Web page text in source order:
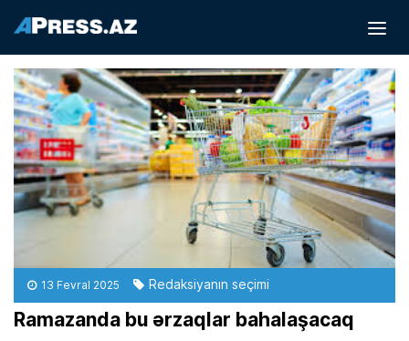
13 Fevral 2025 Redaksiyanın seçimi
Ramazanda bu ərzaqlar bahalaşacaq